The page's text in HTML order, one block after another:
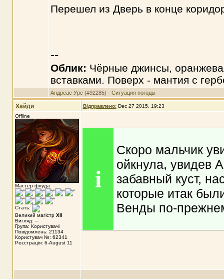
Перешел из Дверь в конце
--
Облик: Чёрные джинсы,
вставками. Поверх - мантия с
Андреас Урс (#92285) · Ситуация погоды
Хайди Відправлено: Dec 27 2015, 19:23
Offline
Мастер флуда
Стать:
Великий магістр XII
Вигляд: --
Група: Користувачі
Повідомлень: 21134
Користувач №: 62341
Реєстрація: 6-August 11
i
Скоро мальчик
ойкнула, увидев
забавный куст,
которые итак
Венды по-